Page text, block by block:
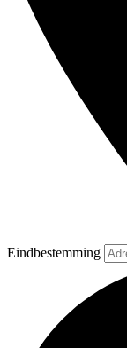
Eindbestemming